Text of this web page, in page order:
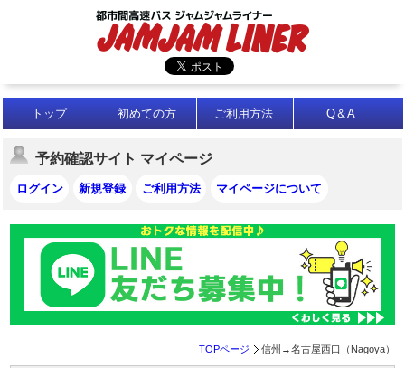
トップ 初めての方 ご利用方法 Q＆A
予約確認サイト マイページ
ログイン 新規登録 ご利用方法 マイページについて
TOPページ 信州→名古屋西口（Nagoya）